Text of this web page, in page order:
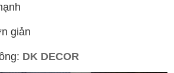
giản
DK DECOR